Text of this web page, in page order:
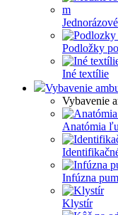
Podložky
Iné textílie
Vybavenie
Vybavenie
Anatómia
Infúzna
Klystír